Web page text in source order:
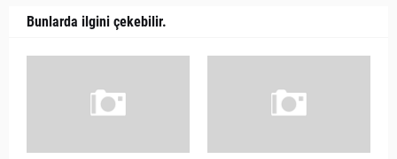
Bunlarda ilgini çekebilir.